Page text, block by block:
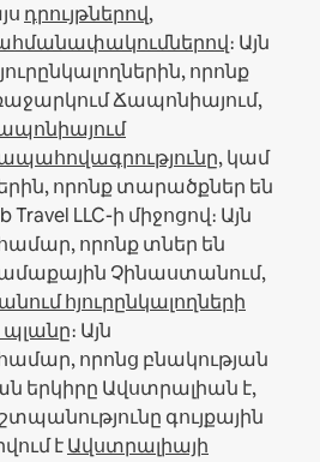
դրույթներով,
։ Այն
որոնք
Ճապոնիայում,
ապահովագրությունը, կամ
որոնք տարածքներ են
LLC-ի միջոցով։ Այն
համար, որոնք տներ են
Չինաստանում,
հյուրընկալողների
։ Այն
համար, որոնց բնակության
երկիրը Ավստրալիան է,
գույքային
էԱվստրալիայի